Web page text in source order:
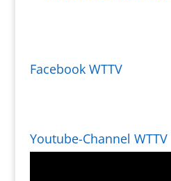
Facebook WTTV
Youtube-Channel WTTV